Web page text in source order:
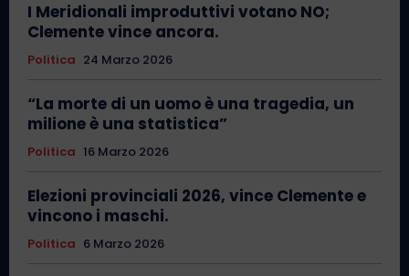
I Meridionali improduttivi votano NO;
Clemente vince ancora.
Politica 24 Marzo 2026
“La morte di un uomo è una tragedia, un
milione è una statistica”
Politica 16 Marzo 2026
Elezioni provinciali 2026, vince Clemente e
vincono i maschi.
Politica 6 Marzo 2026